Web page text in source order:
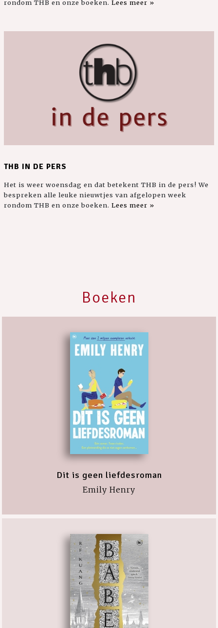
rondom THB en onze boeken. Lees meer »
THB IN DE PERS
Het is weer woensdag en dat betekent THB in de pers! We
bespreken alle leuke nieuwtjes van afgelopen week
rondom THB en onze boeken. Lees meer »
Boeken
Dit is geen liefdesroman
Emily Henry